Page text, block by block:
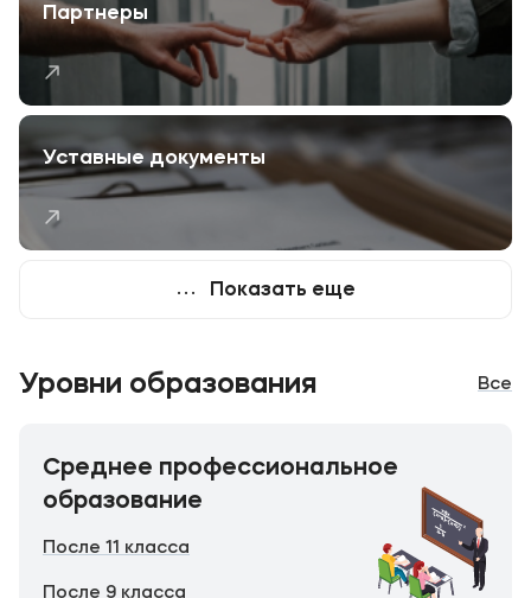
Партнеры
Уставные документы
Показать еще
Уровни образования Все
Среднее профессиональное
образование
После 11 класса
После 9 класса